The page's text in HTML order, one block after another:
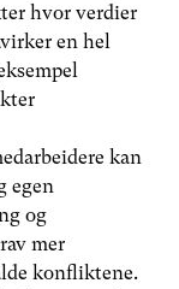
hvor verdier
en hel
kan
egen
og
mer
konfliktene.